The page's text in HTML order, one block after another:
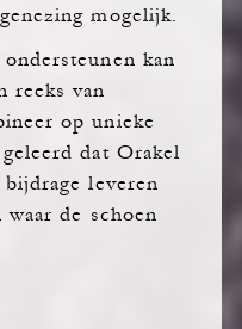
mogelijk.
kan
reeks van
op unieke
dat Orakel
leveren
de schoen